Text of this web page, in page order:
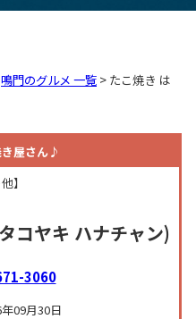
鳴門のグルメ 一覧 > たこ焼き は
屋さん♪
】
コヤキ ハナチャン)
3060
09月30日